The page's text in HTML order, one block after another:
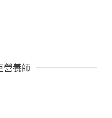
營養師